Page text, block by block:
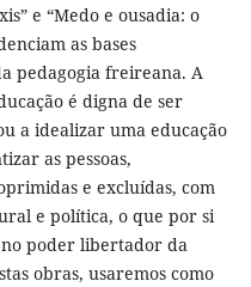
e “Medo e ousadia: o
as bases
pedagogia freireana. A
é digna de ser
a idealizar uma educação
as pessoas,
e excluídas, com
e política, o que por si
poder libertador da
obras, usaremos como